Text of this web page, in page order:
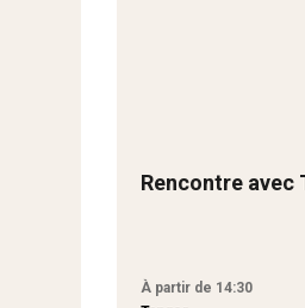
Rencontre avec
À partir de 14:30